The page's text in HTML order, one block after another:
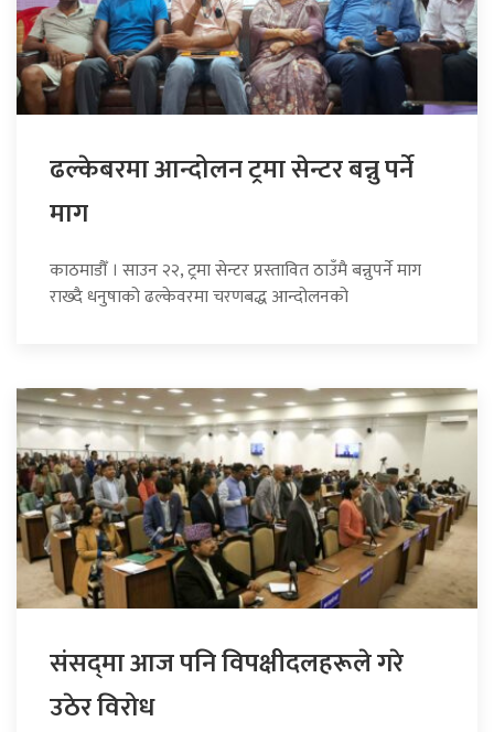
ढल्केबरमा आन्दोलन ट्रमा सेन्टर बन्नु पर्ने
माग
काठमाडौँ । साउन २२, ट्रमा सेन्टर प्रस्तावित ठाउँमै बन्नुपर्ने माग
राख्दै धनुषाको ढल्केवरमा चरणबद्ध आन्दोलनको
संसद्‍मा आज पनि विपक्षीदलहरूले गरे
उठेर विरोध